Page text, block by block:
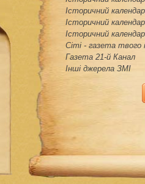
Історичний
Історичний
Історичний
Сіті - газета твого
Газета 21-й Канал
Інші джерела ЗМІ